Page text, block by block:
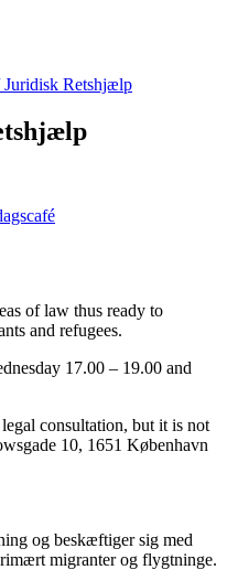
Retshjælp
of law thus ready to
and refugees.
17.00 – 19.00 and
consultation, but it is not
10, 1651 København
og beskæftiger sig med
migranter og flygtninge.